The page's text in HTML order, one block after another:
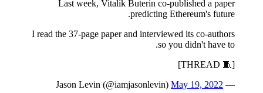
Last week, Vitalik Buterin co-published a paper
predicting Ethereum's future.
I read the 37-page paper and interviewed its co-authors
so you didn't have to.
[🧵 THREAD]
— Jason Levin (@iamjasonlevin)
May 19, 2022